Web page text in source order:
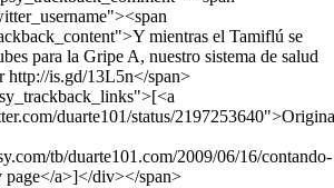
mientras el Tamiflú se
para la Gripe A, nuestro sistema de salud
http://is.gd/13L5n</span>
duarte101/status/
tb/duarte101.com/2009/06/16/contando-
a>]</div></span>